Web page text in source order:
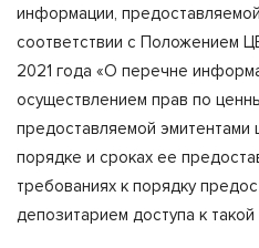
информации,
соответствии с Положением
2021 года «О перечне
осуществлением прав по
предоставляемой эмитентами
порядке и сроках ее
требованиях к порядку
депозитарием доступа к